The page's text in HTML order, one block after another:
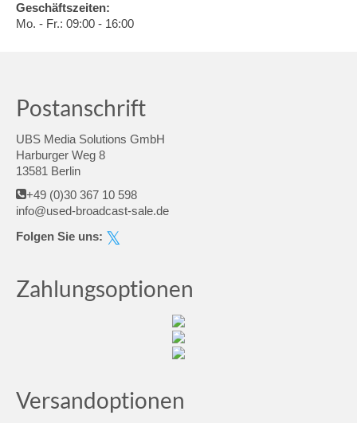
Geschäftszeiten:
Mo. - Fr.: 09:00 - 16:00
Postanschrift
UBS Media Solutions GmbH
Harburger Weg 8
13581 Berlin
+49 (0)30 367 10 598
info@used-broadcast-sale.de
Folgen Sie uns:
Zahlungsoptionen
Versandoptionen